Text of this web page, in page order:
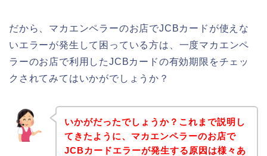
だから、マカエンペラーのお店でJCBカードが使えな
いエラーが発生して困っている方は、一度マカエンペ
ラーのお店で利用したJCBカードの有効期限をチェッ
クされてみてはいかがでしょうか？
いかがだったでしょうか？これまで説明し
てきたように、マカエンペラーのお店で
JCBカードエラーが発生する原因は様々あ